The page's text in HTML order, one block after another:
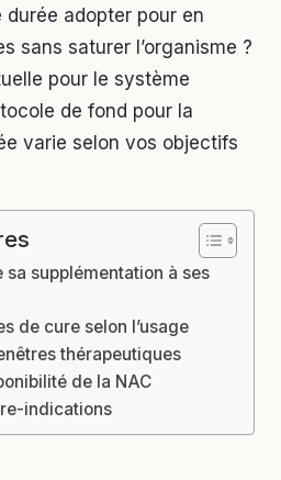
adopter pour en
sans saturer l’organisme ?
pour le système
de fond pour la
varie selon vos objectifs
supplémentation à ses
de cure selon l’usage
thérapeutiques
de la NAC
indications